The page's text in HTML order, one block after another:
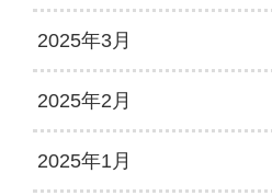
2025年3月
2025年2月
2025年1月